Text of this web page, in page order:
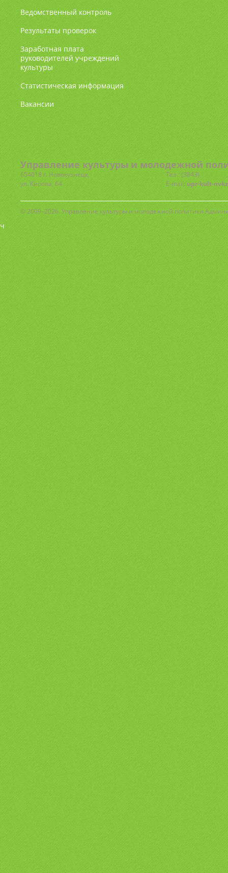
Ведомственный контроль
Результаты проверок
Заработная плата
руководителей учреждений
культуры
Статистическая информация
Вакансии
Управление культуры и молодежной
654018 г. Новокузнецк,
ул. Кирова, 64
Тел.: (3843)
E-mail: upr-kult-
© 2009–2026. Управление культуры и молодежной политики
ч